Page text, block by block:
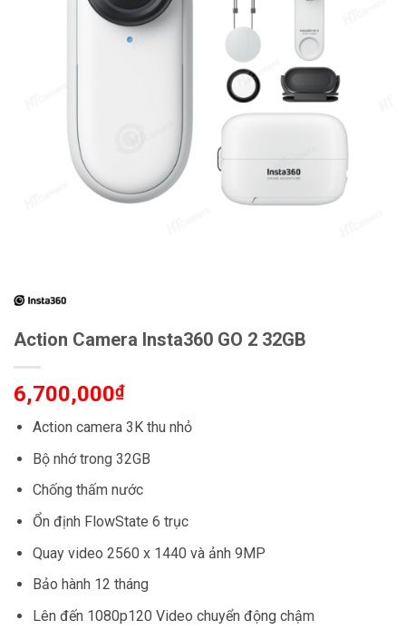
Action Camera Insta360 GO 2 32GB
6,700,000₫
Action camera 3K thu nhỏ
Bộ nhớ trong 32GB
Chống thấm nước
Ổn định FlowState 6 trục
Quay video 2560 x 1440 và ảnh 9MP
Bảo hành 12 tháng
Lên đến 1080p120 Video chuyển động chậm